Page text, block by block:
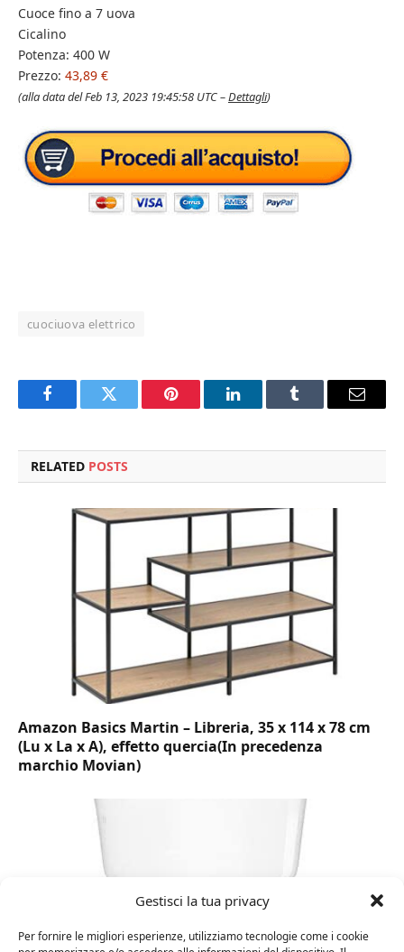
Gestisci la tua privacy
Per fornire le migliori esperienze, utilizziamo tecnologie come i cookie
Cuoce fino a 7 uova
Cicalino
Potenza: 400 W
Prezzo: 43,89 €
(alla data del Feb 13, 2023 19:45:58 UTC –Dettagli)
cuociuova elettrico
FacebookTwitter Pinterest LinkedInTumblr Email
RELATED POSTS
Amazon Basics Martin – Libreria, 35 x 114 x 78 cm
(Lu x La x A), effetto quercia(In precedenza
marchio Movian)